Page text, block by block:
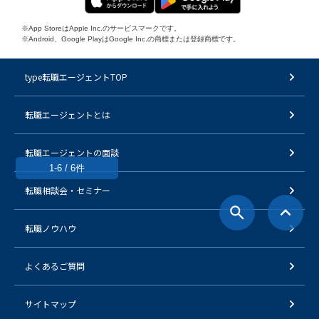
1-6 / 6件
※App StoreはApple Inc.のサービスマークです。
※Android、Google PlayはGoogle Inc.の商標または登録商標です。
type転職エージェントTOP
転職エージェントとは
転職エージェントの面談
転職相談会・セミナー
転職ノウハウ
よくあるご質問
サイトマップ